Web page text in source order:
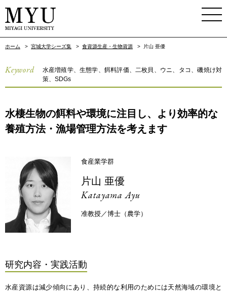
ホーム > 宮城大学シーズ集 > 食資源生産・生物資源 > 片山 亜優
Keyword
水産増殖学、生態学、餌料評価、二枚貝、ウニ、タコ、磯焼け対
策、SDGs
水棲生物の餌料や環境に注目し、より効率的な
養殖方法・漁場管理方法を考えます
食産業学群
片山 亜優
Katayama Ayu
准教授／博士（農学）
研究内容・実践活動
水産資源は減少傾向にあり、持続的な利用のためには天然海域の環境と